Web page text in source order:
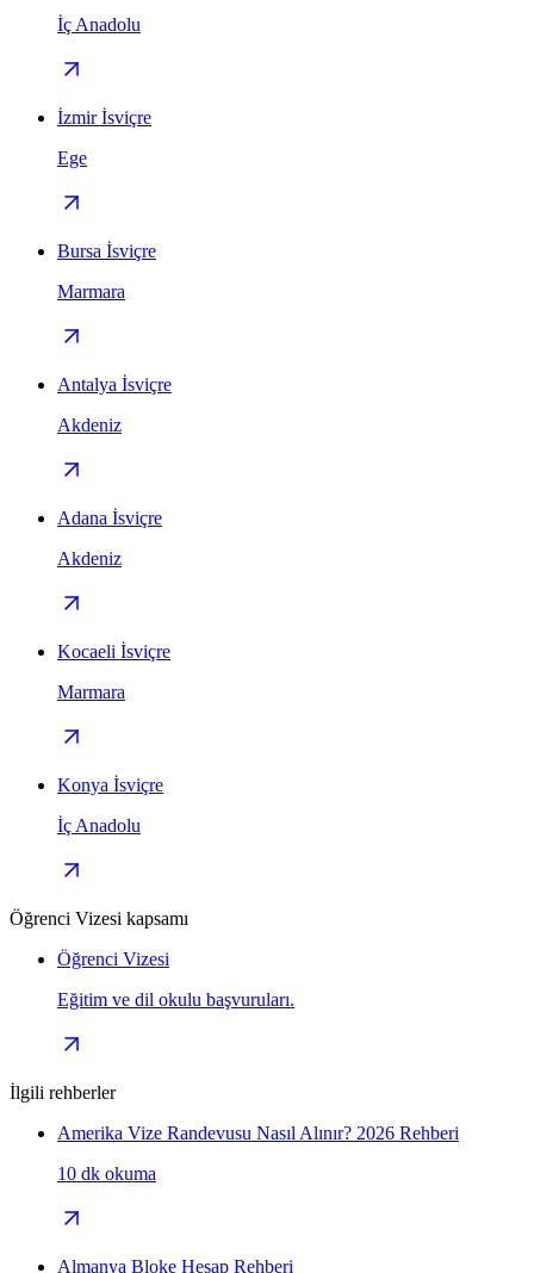
İç Anadolu
İzmir İsviçre
Ege
Bursa İsviçre
Marmara
Antalya İsviçre
Akdeniz
Adana İsviçre
Akdeniz
Kocaeli İsviçre
Marmara
Konya İsviçre
İç Anadolu
Öğrenci Vizesi kapsamı
Öğrenci Vizesi
Eğitim ve dil okulu başvuruları.
İlgili rehberler
Amerika Vize Randevusu Nasıl Alınır? 2026 Rehberi
10 dk okuma
Almanya Bloke Hesap Rehberi